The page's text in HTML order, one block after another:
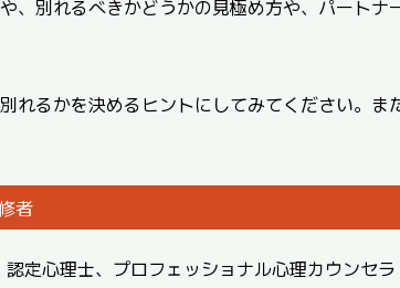
、別れるべきかどうかの見極め方や、パートナ
れるかを決めるヒントにしてみてください。ま
者
認定心理士、プロフェッショナル心理カウンセラ